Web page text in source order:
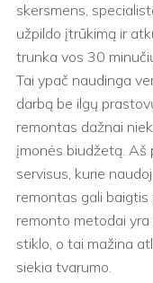
skersmens,
užpildo įtrūkimą ir
trunka vos 30
Tai ypač naudinga
darbą be ilgų
remontas dažnai
įmonės biudžetą. Aš
servisus, kurie
remontas gali
remonto metodai
stiklo, o tai mažina
siekia tvarumo.